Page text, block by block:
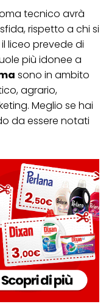
tecnico avrà
rispetto a chi si
liceo prevede di
più idonee a
sono in ambito
agrario,
Meglio se hai
da essere notati